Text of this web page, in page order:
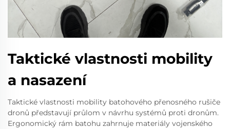
Taktické vlastnosti mobility
a nasazení
Taktické vlastnosti mobility batohového přenosného rušiče
dronů představují průlom v návrhu systémů proti dronům.
Ergonomický rám batohu zahrnuje materiály vojenského